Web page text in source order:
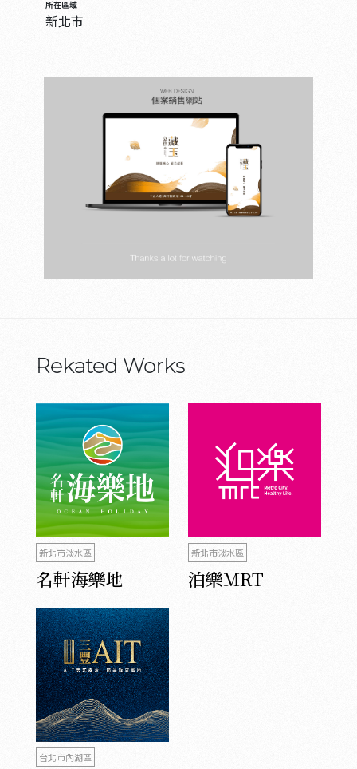
所在區域
新北市
Rekated Works
新北市淡水區
名軒海樂地
新北市淡水區
泊樂MRT
台北市內湖區